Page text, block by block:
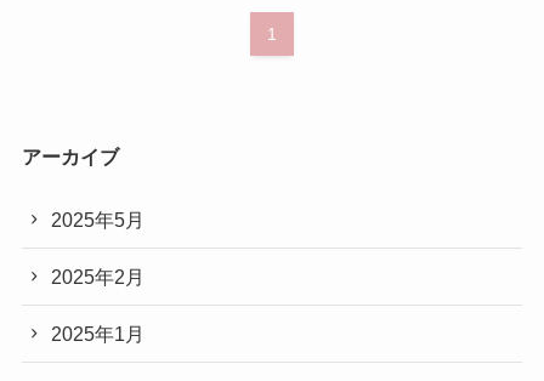
1
アーカイブ
2025年5月
2025年2月
2025年1月